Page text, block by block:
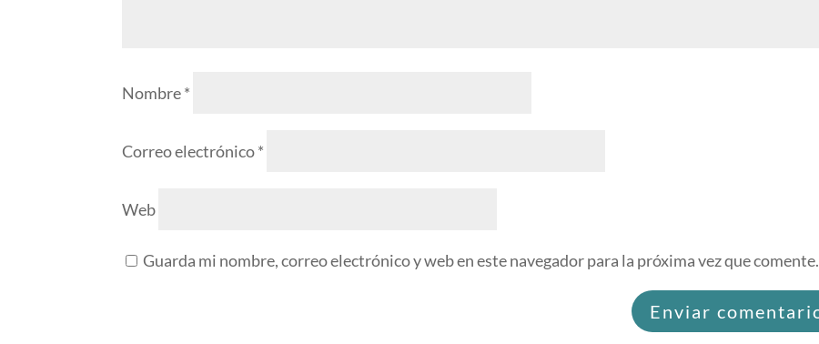
Nombre*
Correo electrónico*
Web
Guarda mi nombre, correo electrónico y web en este navegador para la próxima vez que comente.